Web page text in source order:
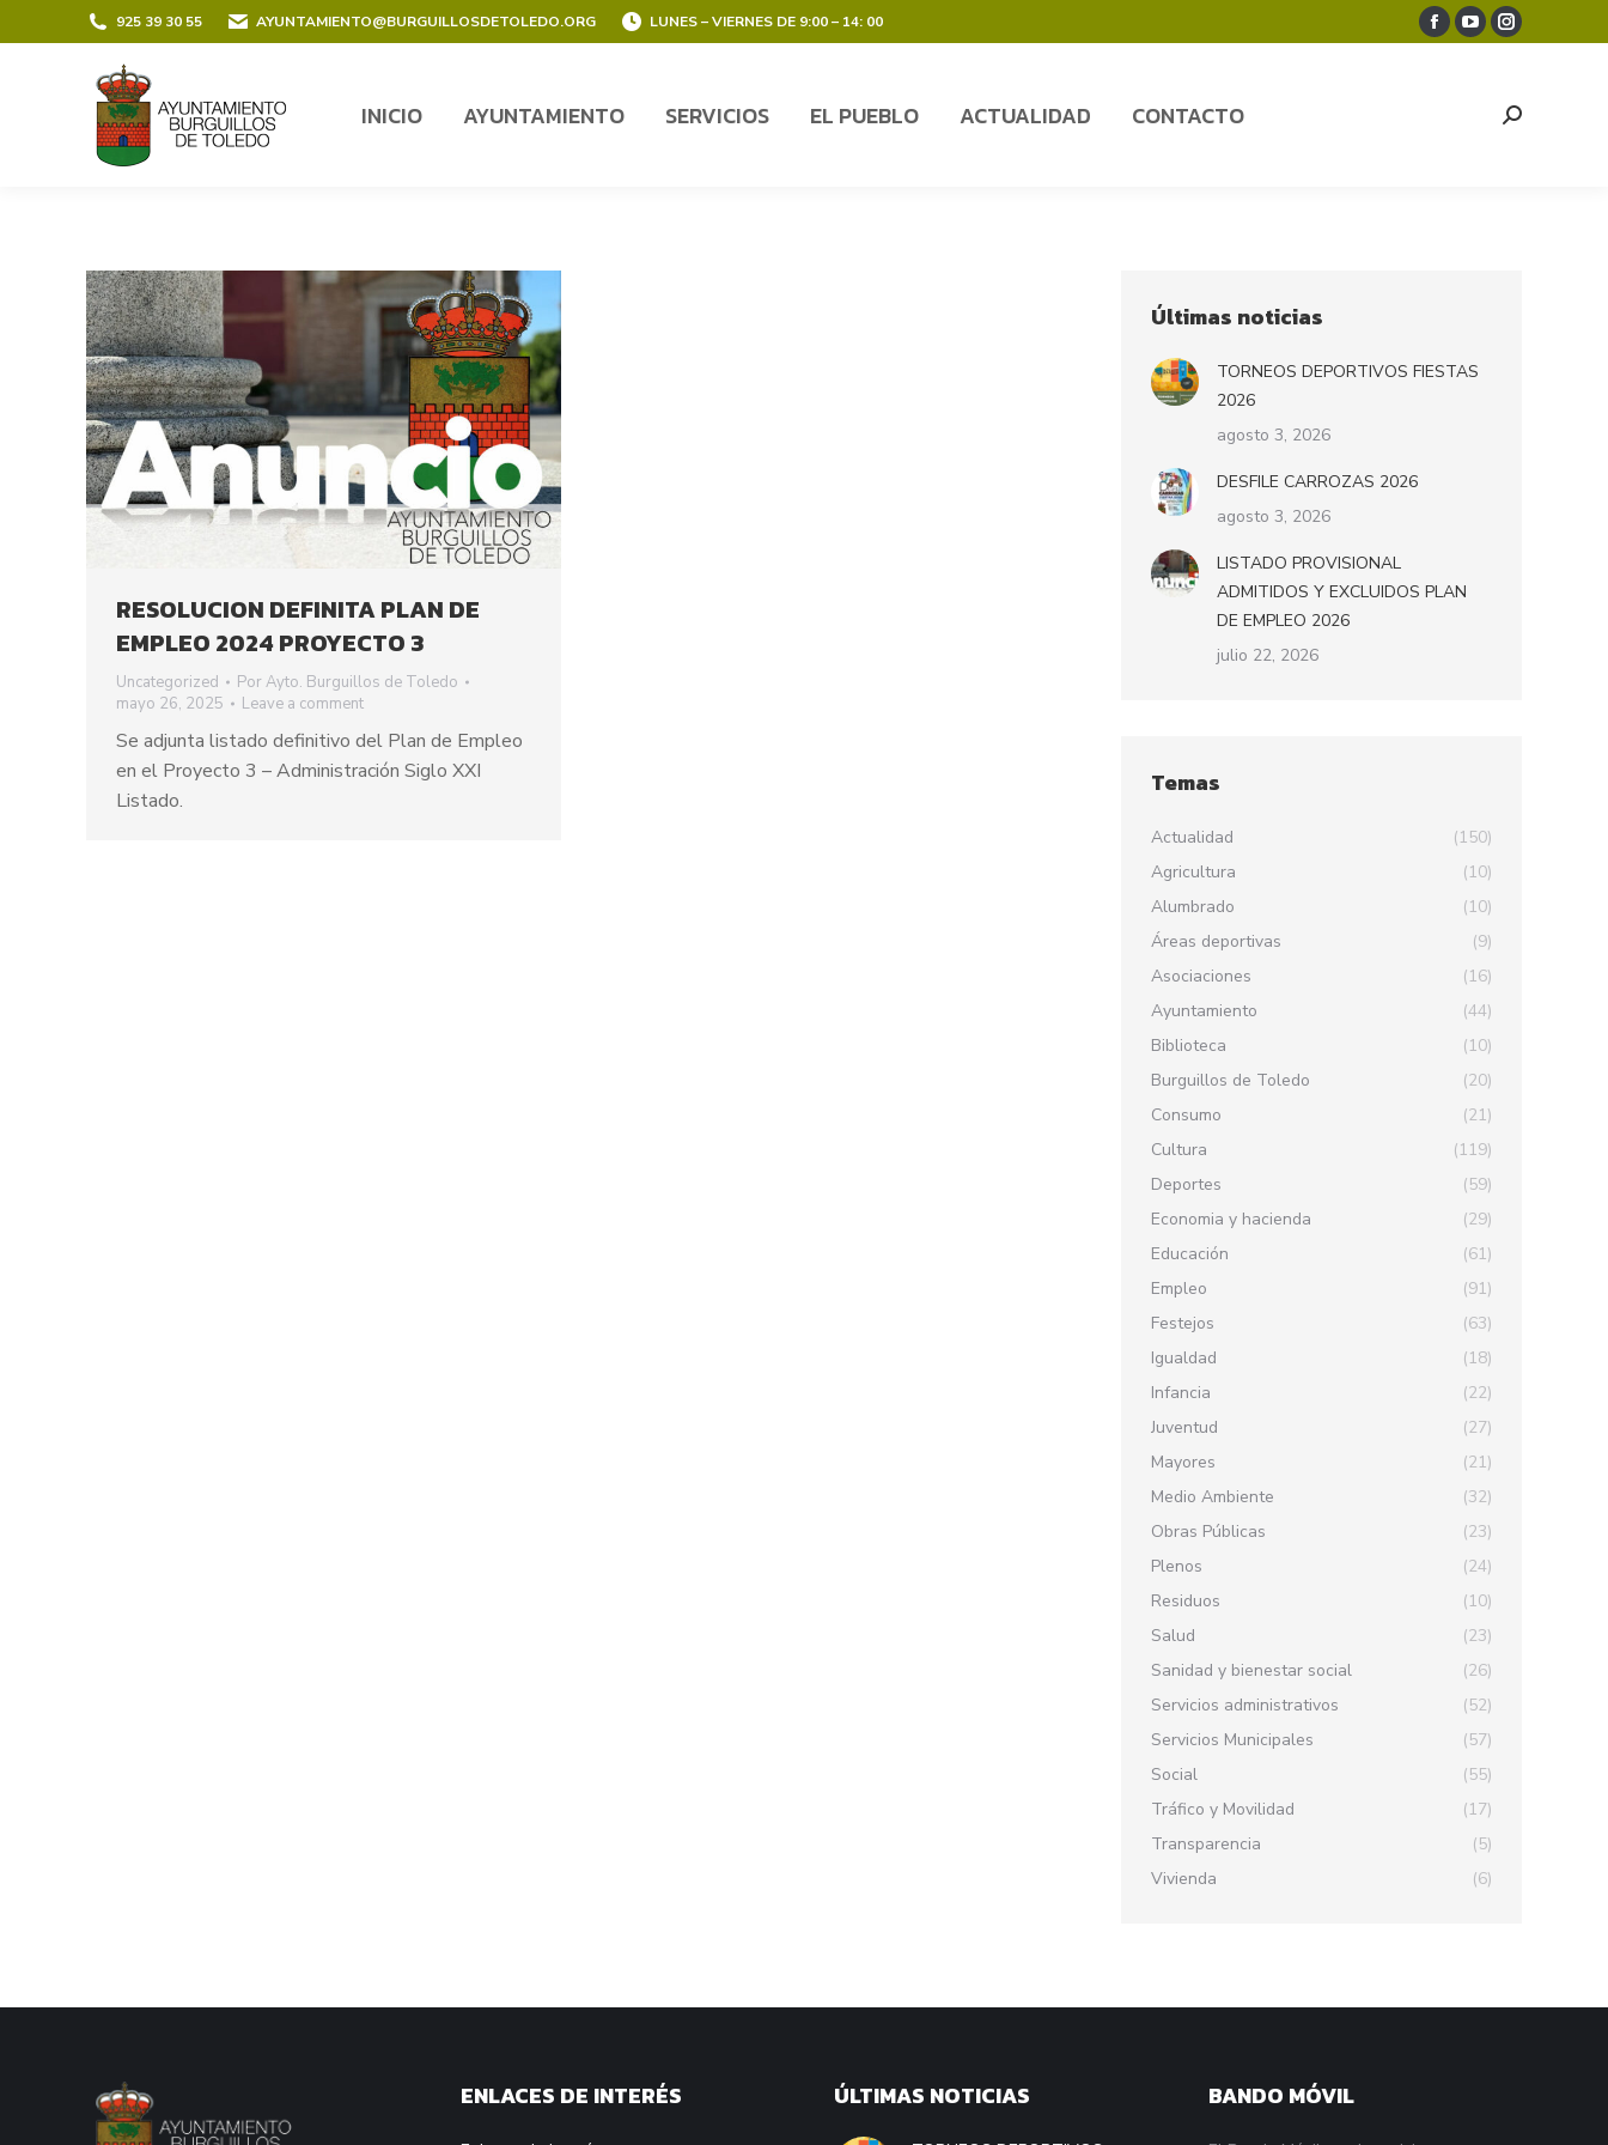
925 39 30 55 AYUNTAMIENTO@BURGUILLOSDETOLEDO.ORG LUNES – VIERNES DE 9:00 – 14: 00
Facebook
YouTubeInstagram
in
INICIO AYUNTAMIENTO SERVICIOS EL PUEBLO ACTUALIDAD CONTACTO Search:
RESOLUCION DEFINITA PLAN DE
EMPLEO 2024 PROYECTO 3
Uncategorized PorAyto. Burguillos de Toledo
mayo 26, 2025
Leave a comment
Se adjunta listado definitivo del Plan de Empleo
en el Proyecto 3 – Administración Siglo XXI
Listado.
Últimas noticias
TORNEOS DEPORTIVOS FIESTAS
2026
agosto 3, 2026
DESFILE CARROZAS 2026
agosto 3, 2026
LISTADO PROVISIONAL
ADMITIDOS Y EXCLUIDOS PLAN
DE EMPLEO 2026
julio 22, 2026
Temas
Actualidad
(150)
Agricultura
(10)
Alumbrado
(10)
Áreas deportivas
(9)
Asociaciones
(16)
Ayuntamiento
(44)
Biblioteca
(10)
Burguillos de Toledo
(20)
Consumo
(21)
Cultura
(119)
Deportes
(59)
Economia y hacienda
(29)
Educación
(61)
Empleo
(91)
Festejos
(63)
Igualdad
(18)
Infancia
(22)
Juventud
(27)
Mayores
(21)
Medio Ambiente
(32)
Obras Públicas
(23)
Plenos
(24)
Residuos
(10)
Salud
(23)
Sanidad y bienestar social
(26)
Servicios administrativos
(52)
Servicios Municipales
(57)
Social
(55)
Tráfico y Movilidad
(17)
Transparencia
(5)
Vivienda
(6)
ENLACES DE INTERÉS ÚLTIMAS NOTICIAS BANDO MÓVIL
INICIO AYUNTAMIENTO SERVICIOS EL PUEBLO ACTUALIDAD CONTACTO